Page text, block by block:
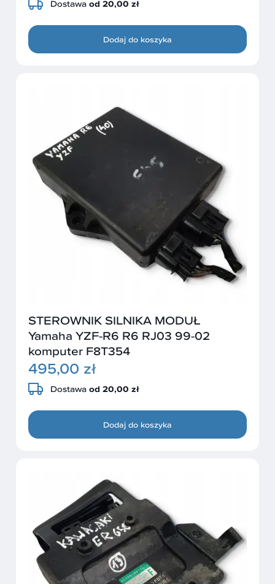
Dostawa od 20,00 zł
Dodaj do koszyka
STEROWNIK SILNIKA MODUŁ
Yamaha YZF-R6 R6 RJ03 99-02
komputer F8T354
495,00 zł
Dostawa od 20,00 zł
Dodaj do koszyka